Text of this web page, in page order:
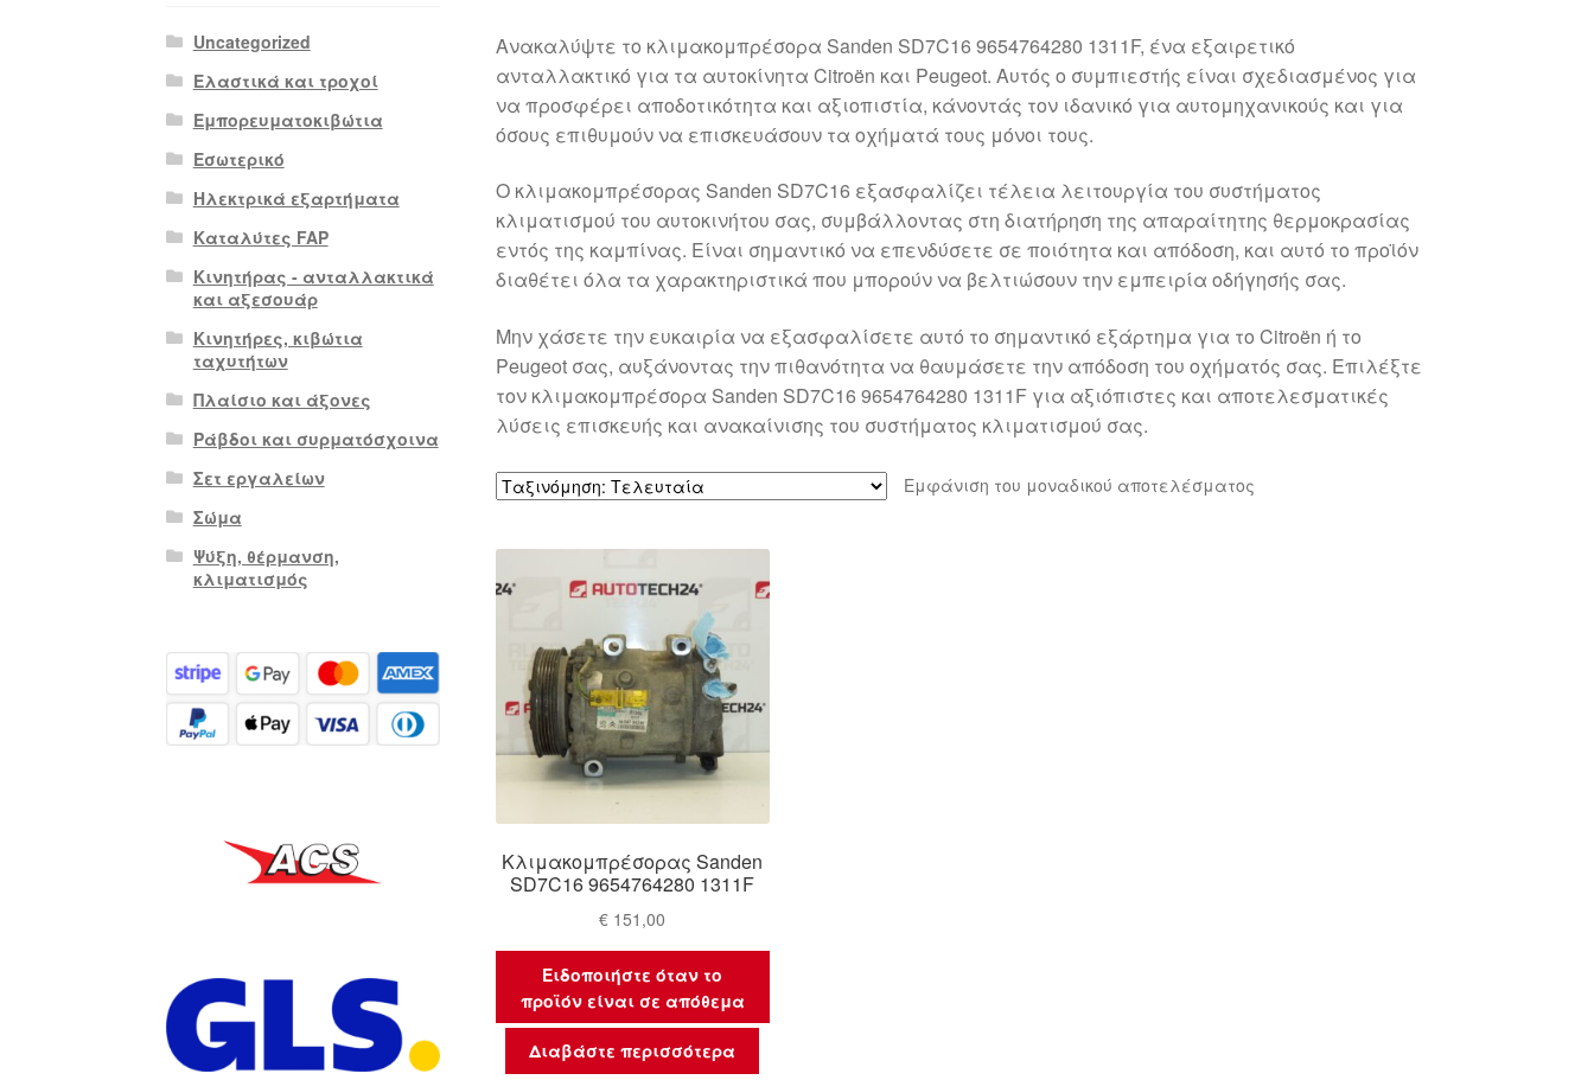
Ανακαλύψτε το κλιμακομπρέσορα Sanden SD7C16 9654764280 1311F, ένα εξαιρετικό
ανταλλακτικό για τα αυτοκίνητα Citroën και Peugeot. Αυτός ο συμπιεστής είναι σχεδιασμένος για
να προσφέρει αποδοτικότητα και αξιοπιστία, κάνοντάς τον ιδανικό για αυτομηχανικούς και για
όσους επιθυμούν να επισκευάσουν τα οχήματά τους μόνοι τους.
Ο κλιμακομπρέσορας Sanden SD7C16 εξασφαλίζει τέλεια λειτουργία του συστήματος
κλιματισμού του αυτοκινήτου σας, συμβάλλοντας στη διατήρηση της απαραίτητης θερμοκρασίας
εντός της καμπίνας. Είναι σημαντικό να επενδύσετε σε ποιότητα και απόδοση, και αυτό το προϊόν
διαθέτει όλα τα χαρακτηριστικά που μπορούν να βελτιώσουν την εμπειρία οδήγησής σας.
Μην χάσετε την ευκαιρία να εξασφαλίσετε αυτό το σημαντικό εξάρτημα για το Citroën ή το
Peugeot σας, αυξάνοντας την πιθανότητα να θαυμάσετε την απόδοση του οχήματός σας. Επιλέξτε
τον κλιμακομπρέσορα Sanden SD7C16 9654764280 1311F για αξιόπιστες και αποτελεσματικές
λύσεις επισκευής και ανακαίνισης του συστήματος κλιματισμού σας.
Εμφάνιση του μοναδικού αποτελέσματος
Κλιμακομπρέσορας Sanden
SD7C16 9654764280 1311F
€ 151,00
Ειδοποιήστε όταν το
προϊόν είναι σε απόθεμα
Διαβάστε περισσότερα
Uncategorized
Ελαστικά και τροχοί
Εμπορευματοκιβώτια
Εσωτερικό
Ηλεκτρικά εξαρτήματα
Καταλύτες FAP
Κινητήρας - ανταλλακτικά
και αξεσουάρ
Κινητήρες, κιβώτια
ταχυτήτων
Πλαίσιο και άξονες
Ράβδοι και συρματόσχοινα
Σετ εργαλείων
Σώμα
Ψύξη, θέρμανση,
κλιματισμός